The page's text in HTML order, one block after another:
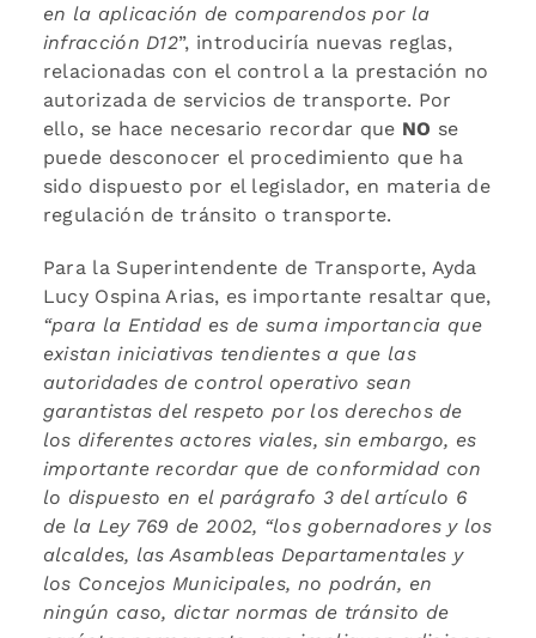
en la aplicación de comparendos por la
infracción D12”, introduciría nuevas reglas,
relacionadas con el control a la prestación no
autorizada de servicios de transporte. Por
ello, se hace necesario recordar que NO se
puede desconocer el procedimiento que ha
sido dispuesto por el legislador, en materia de
regulación de tránsito o transporte.
Para la Superintendente de Transporte, Ayda
Lucy Ospina Arias, es importante resaltar que,
“para la Entidad es de suma importancia que
existan iniciativas tendientes a que las
autoridades de control operativo sean
garantistas del respeto por los derechos de
los diferentes actores viales, sin embargo, es
importante recordar que de conformidad con
lo dispuesto en el parágrafo 3 del artículo 6
de la Ley 769 de 2002, “los gobernadores y los
alcaldes, las Asambleas Departamentales y
los Concejos Municipales, no podrán, en
ningún caso, dictar normas de tránsito de